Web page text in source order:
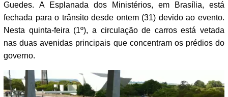
Guedes. A Esplanada dos Ministérios, em Brasília, está
fechada para o trânsito desde ontem (31) devido ao evento.
Nesta quinta-feira (1º), a circulação de carros está vetada
nas duas avenidas principais que concentram os prédios do
governo.